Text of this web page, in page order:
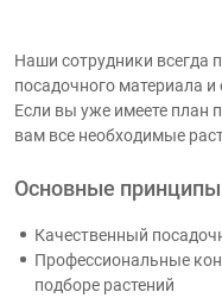
Наши сотрудники всегда
посадочного материала
Если вы уже имеете план
вам все необходимые
Основные
Качественный
Профессиональные
подборе растений